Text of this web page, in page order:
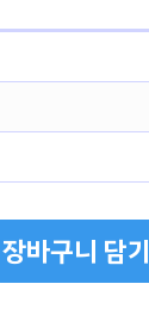
장바구니 담기